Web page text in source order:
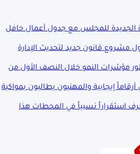
الجديدة للمجلس مع جدول أعمال حافل
قانون جديد لتحديث الإدارة
مؤشرات النمو خلال النصف الأول من
إيجابية والمهنيون يطالبون بمواكبة
استقراراً نسبياً في المحطات هذا